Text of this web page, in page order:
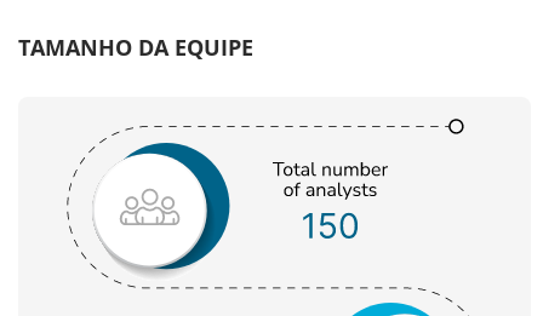
TAMANHO DA EQUIPE